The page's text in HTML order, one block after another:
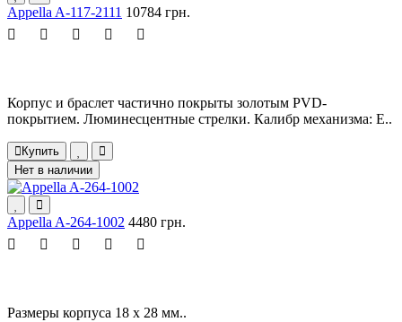
Appella A-117-2111 10784 грн.
Корпус и браслет частично покрыты золотым PVD-
покрытием. Люминесцентные стрелки. Калибр механизма: E..
Купить
Нет в наличии
Appella A-264-1002 4480 грн.
Размеры корпуса 18 х 28 мм..